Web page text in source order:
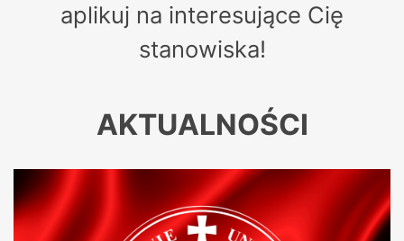
aplikuj na interesujące Cię
stanowiska!
AKTUALNOŚCI